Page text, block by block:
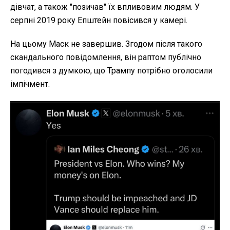
дівчат, а також "позичав" їх впливовим людям. У
серпні 2019 року Епштейн повісився у камері.
На цьому Маск не завершив. Згодом після такого
скандального повідомлення, він раптом публічно
погодився з думкою, що Трампу потрібно оголосили
імпічмент.